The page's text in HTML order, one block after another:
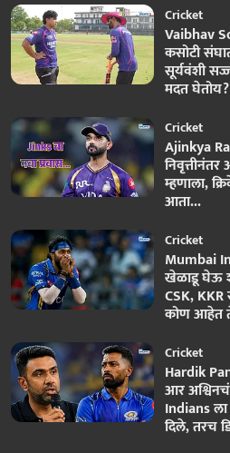
Cricket
Vaibhav
कसोटी
सूर्यवंशी
मदत घेतोय?
Cricket
Ajinkya
म्हणाला,
आता...
Cricket
Mumbai
खेळाडू घेऊ
CSK, KKR
कोण आहेत
Cricket
Hardik
आर
Indians
दिले, तरच